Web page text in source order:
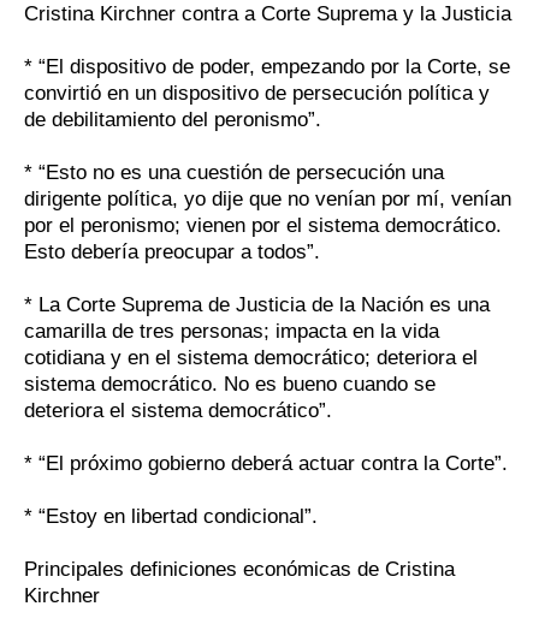
Cristina Kirchner contra a Corte Suprema y la Justicia
* “El dispositivo de poder, empezando por la Corte, se
convirtió en un dispositivo de persecución política y
de debilitamiento del peronismo”.
* “Esto no es una cuestión de persecución una
dirigente política, yo dije que no venían por mí, venían
por el peronismo; vienen por el sistema democrático.
Esto debería preocupar a todos”.
* La Corte Suprema de Justicia de la Nación es una
camarilla de tres personas; impacta en la vida
cotidiana y en el sistema democrático; deteriora el
sistema democrático. No es bueno cuando se
deteriora el sistema democrático”.
* “El próximo gobierno deberá actuar contra la Corte”.
* “Estoy en libertad condicional”.
Principales definiciones económicas de Cristina
Kirchner